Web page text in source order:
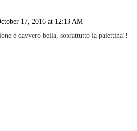
17, 2016 at 12:13 AM
è davvero bella, soprattutto la palettina!!